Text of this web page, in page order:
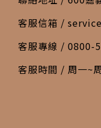
客服信箱 /
客服專線 / 0800-
客服時間 / 周一~